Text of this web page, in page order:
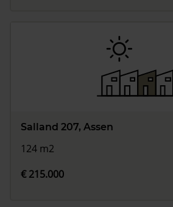
Salland 207, Assen
124 m2
€ 215.000